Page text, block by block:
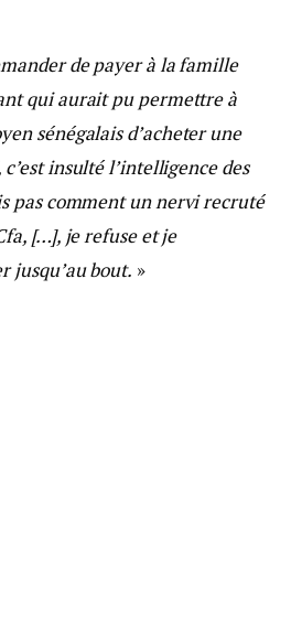
de payer à la famille
qui aurait pu permettre à
sénégalais d’acheter une
insulté l’intelligence des
pas comment un nervi recruté
[…], je refuse et je
jusqu’au bout. »